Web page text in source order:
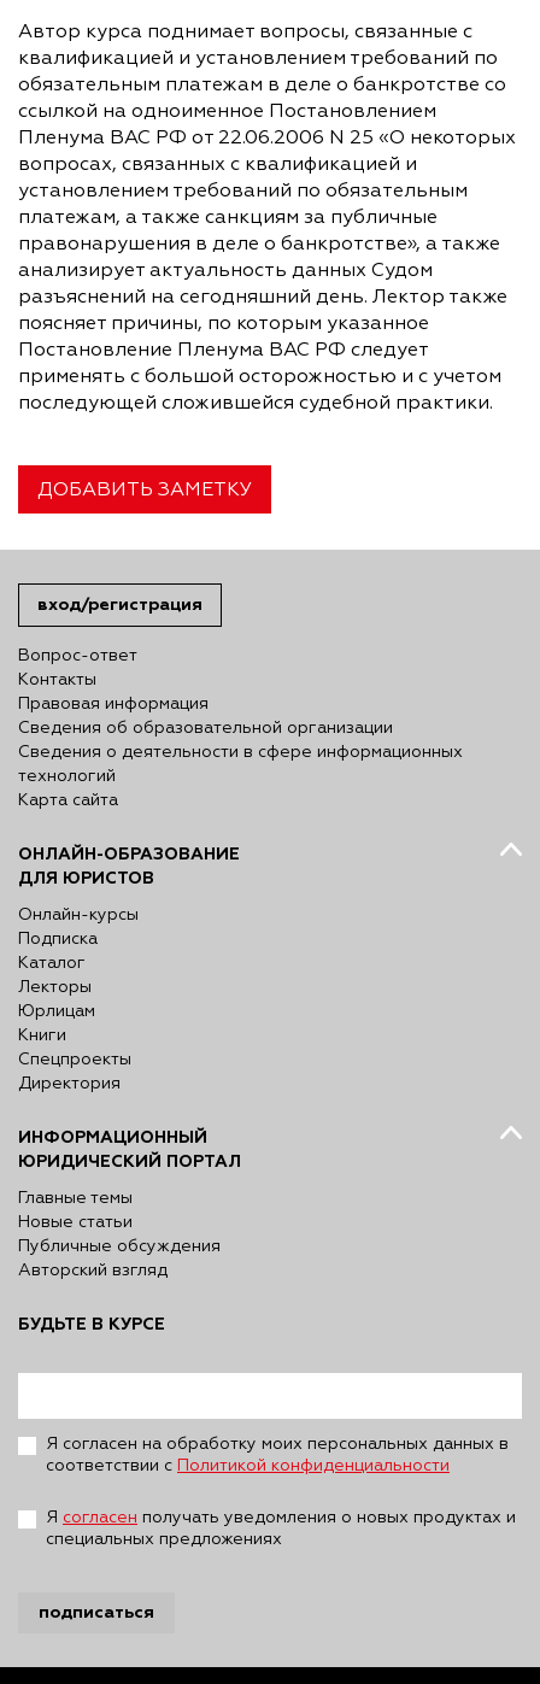
Автор курса поднимает вопросы, связанные с
квалификацией и установлением требований по
обязательным платежам в деле о банкротстве со
ссылкой на одноименное Постановлением
Пленума ВАС РФ от 22.06.2006 N 25 «О некоторых
вопросах, связанных с квалификацией и
установлением требований по обязательным
платежам, а также санкциям за публичные
правонарушения в деле о банкротстве», а также
анализирует актуальность данных Судом
разъяснений на сегодняшний день. Лектор также
поясняет причины, по которым указанное
Постановление Пленума ВАС РФ следует
применять с большой осторожностью и с учетом
последующей сложившейся судебной практики.
ДОБАВИТЬ ЗАМЕТКУ
вход/регистрация
Вопрос-ответ
Контакты
Правовая информация
Сведения об образовательной организации
Сведения о деятельности в сфере информационных
технологий
Карта сайта
ОНЛАЙН-ОБРАЗОВАНИЕ
ДЛЯ ЮРИСТОВ
Онлайн-курсы
Подписка
Каталог
Лекторы
Юрлицам
Книги
Спецпроекты
Директория
ИНФОРМАЦИОННЫЙ
ЮРИДИЧЕСКИЙ ПОРТАЛ
Главные темы
Новые статьи
Публичные обсуждения
Авторский взгляд
БУДЬТЕ В КУРСЕ
Я согласен на обработку моих персональных данных в
соответствии с
Политикой конфиденциальности
Я согласен получать уведомления о новых продуктах и
специальных предложениях
подписаться